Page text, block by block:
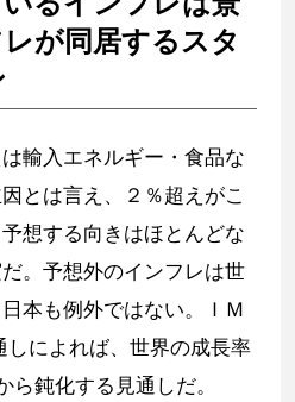
が同居するスタ
輸入エネルギー・食品な
とは言え、２％超えがこ
想する向きはほとんどな
。予想外のインフレは世
本も例外ではない。ＩＭ
しによれば、世界の成長率
ら鈍化する見通しだ。